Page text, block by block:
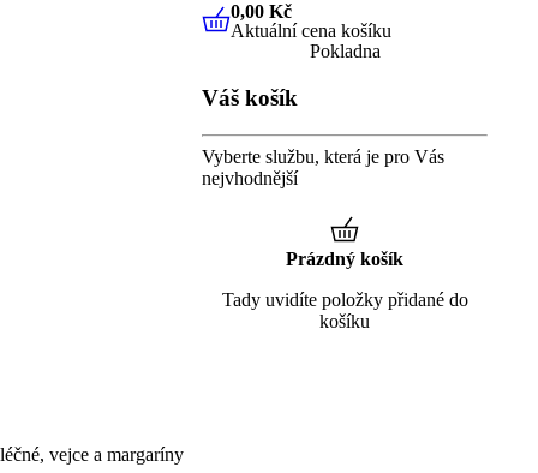
vejce a margaríny
0,00 KčAktuální cena košíku
0,00 Kč
Aktuální cena košíku
Pokladna
Váš košík
Vyberte službu, která je pro Vás
nejvhodnější
Prázdný košík
Tady uvidíte položky přidané do
košíku